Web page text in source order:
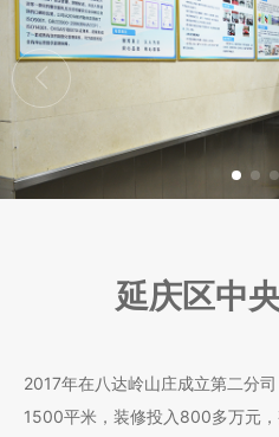
延庆区中
2017年在八达岭山庄成立第二分
1500平米，装修投入800多万元